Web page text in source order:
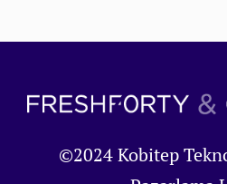
©2024 Kobitep